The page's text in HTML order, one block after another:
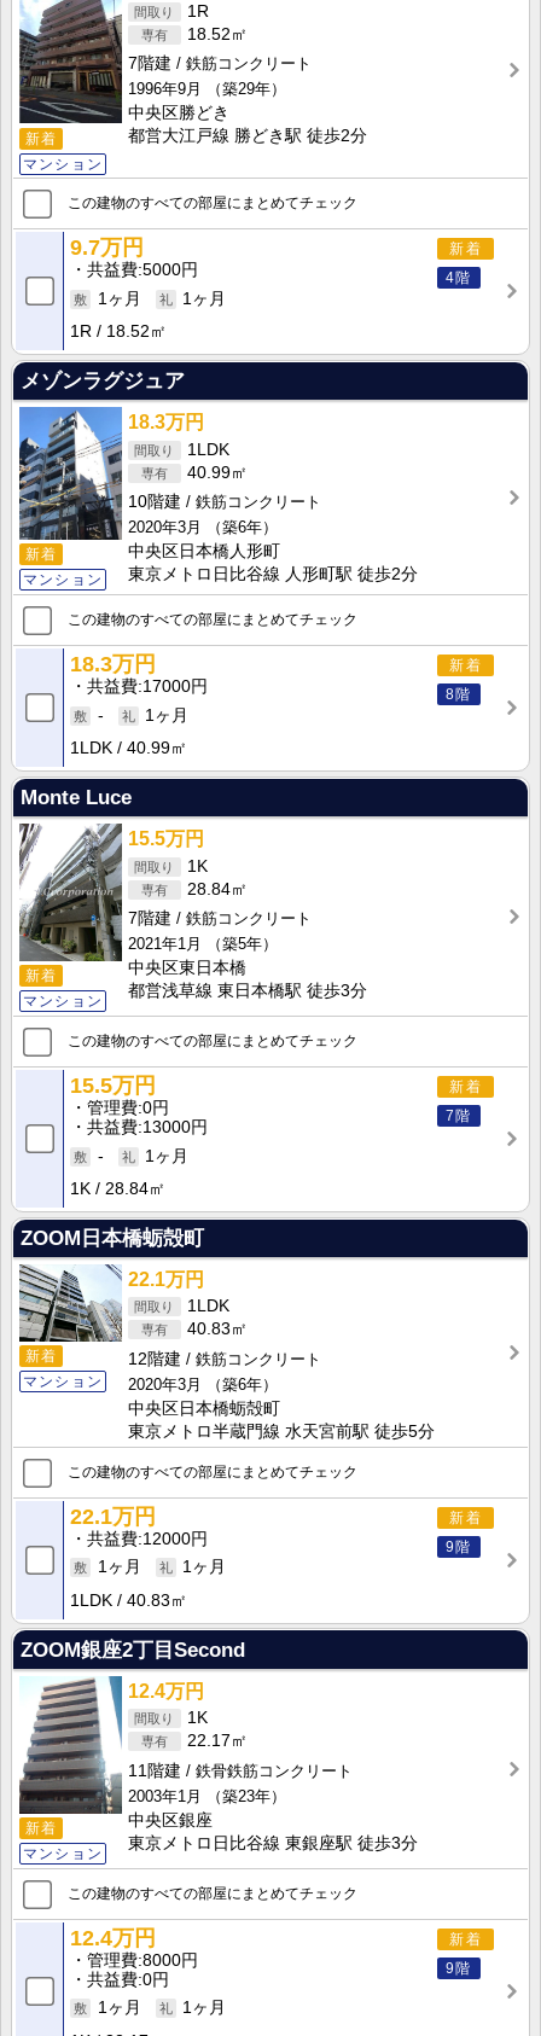
新着
マンション
1R
18.52㎡
7階建
鉄筋コンクリート
1996年9月
（築29年）
中央区勝どき
都営大江戸線 勝どき駅 徒歩2分
この建物のすべての部屋にまとめてチェック
新着
4階
9.7万円
共益費 5000円
1ヶ月
1ヶ月
1R
18.52㎡
メゾンラグジュア
新着
マンション
18.3万円
1LDK
40.99㎡
10階建
鉄筋コンクリート
2020年3月
（築6年）
中央区日本橋人形町
東京メトロ日比谷線 人形町駅 徒歩2分
この建物のすべての部屋にまとめてチェック
新着
8階
18.3万円
共益費 17000円
-
1ヶ月
1LDK
40.99㎡
Monte Luce
新着
マンション
15.5万円
1K
28.84㎡
7階建
鉄筋コンクリート
2021年1月
（築5年）
中央区東日本橋
都営浅草線 東日本橋駅 徒歩3分
この建物のすべての部屋にまとめてチェック
新着
7階
15.5万円
管理費 0円
共益費 13000円
-
1ヶ月
1K
28.84㎡
ZOOM日本橋蛎殻町
新着
マンション
22.1万円
1LDK
40.83㎡
12階建
鉄筋コンクリート
2020年3月
（築6年）
中央区日本橋蛎殻町
東京メトロ半蔵門線 水天宮前駅 徒歩5分
この建物のすべての部屋にまとめてチェック
新着
9階
22.1万円
共益費 12000円
1ヶ月
1ヶ月
1LDK
40.83㎡
ZOOM銀座2丁目Second
新着
マンション
12.4万円
1K
22.17㎡
11階建
鉄骨鉄筋コンクリート
2003年1月
（築23年）
中央区銀座
東京メトロ日比谷線 東銀座駅 徒歩3分
この建物のすべての部屋にまとめてチェック
新着
9階
12.4万円
管理費 8000円
共益費 0円
1ヶ月
1ヶ月